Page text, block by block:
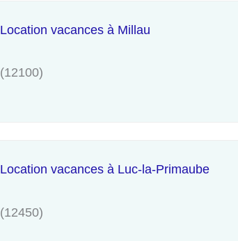
Location vacances à Millau
(12100)
Location vacances à Luc-la-Primaube
(12450)